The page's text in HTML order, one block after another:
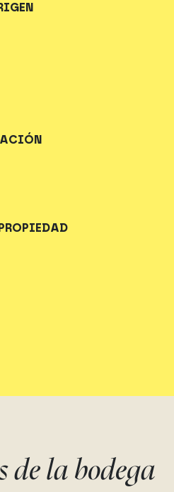
de la bodega